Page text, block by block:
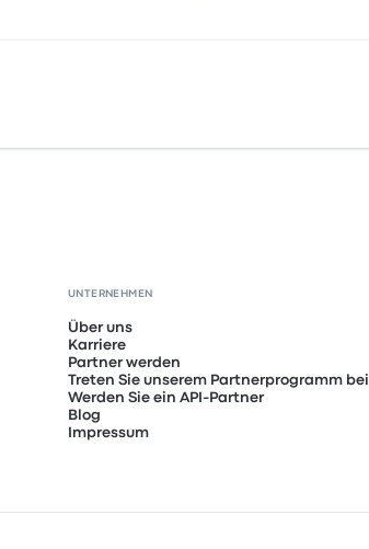
UNTERNEHMEN
Über uns
Karriere
Partner werden
Treten Sie unserem Partnerprogramm bei
Werden Sie ein API-Partner
Blog
Impressum